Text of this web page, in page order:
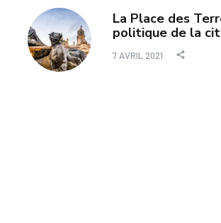
La Place des
politique de la
7 AVRIL 2021